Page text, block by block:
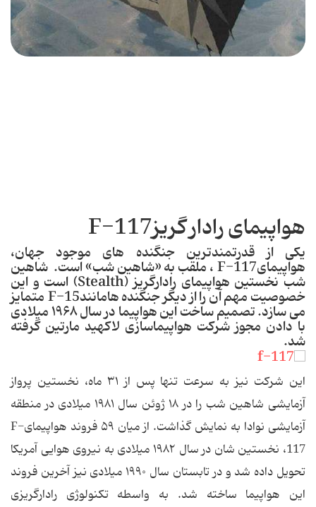
هواپیمای رادار گریزF-117
یكی از قدرتمندترین جنگنده های موجود جهان،
هواپیمایF-117 ، ملقب به «شاهین شب» است. شاهین
شب نخستین هواپیمای رادارگریز (Stealth) است و این
خصوصیت مهم آن را از دیگر جنگنده هامانندF-15 متمایز
می سازد. تصمیم ساخت این هواپیما در سال ۱۹۶۸ میلادی
با دادن مجوز شركت هواپیماسازی لاكهید مارتین گرفته
شد.
این شركت نیز به سرعت تنها پس از ۳۱ ماه، نخستین پرواز
آزمایشی شاهین شب را در ۱۸ ژوئن سال ۱۹۸۱ میلادی در منطقه
آزمایشی نوادا به نمایش گذاشت. از میان ۵۹ فروند هواپیمایF-
117، نخستین شان در سال ۱۹۸۲ میلادی به نیروی هوایی آمریكا
تحویل داده شد و در تابستان سال ۱۹۹۰ میلادی نیز آخرین فروند
این هواپیما ساخته شد. به واسطه تكنولوژی رادارگریزی